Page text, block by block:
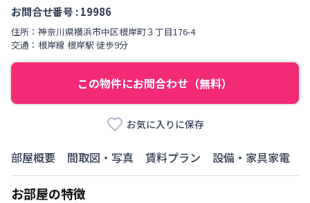
お問合せ番号 :19986
住所： 神奈川県横浜市中区根岸町３丁目176-4
交通： 根岸線 根岸駅 徒歩9分
この物件にお問合わせ（無料）
お気に入りに保存
部屋概要 間取図・写真 賃料プラン 設備・家具家電
お部屋の特徴